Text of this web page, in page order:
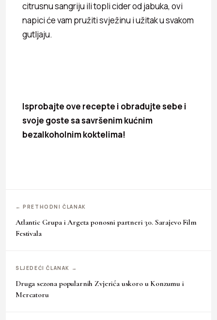
citrusnu sangriju ili topli cider od jabuka, ovi
napici će vam pružiti svježinu i užitak u svakom
gutljaju.
Isprobajte ove recepte i obradujte sebe i
svoje goste sa savršenim kućnim
bezalkoholnim koktelima!
← PRETHODNI ČLANAK
Atlantic Grupa i Argeta ponosni partneri 30. Sarajevo Film
Festivala
SLJEDEĆI ČLANAK →
Druga sezona popularnih Zvjerića uskoro u Konzumu i
Mercatoru